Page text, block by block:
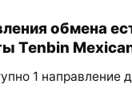
обмена
Tenbin
1 направление